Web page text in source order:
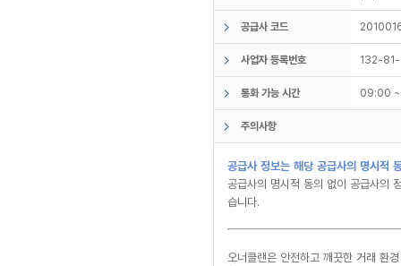
공급사 코드
사업자 등록번호 132-
통화 가능 시간 09:00
주의사항
공급사 정보는 해당 공급사의 명시적
공급사의 명시적 동의 없이 공급사의
습니다.
오너클랜은 안전하고 깨끗한 거래 환